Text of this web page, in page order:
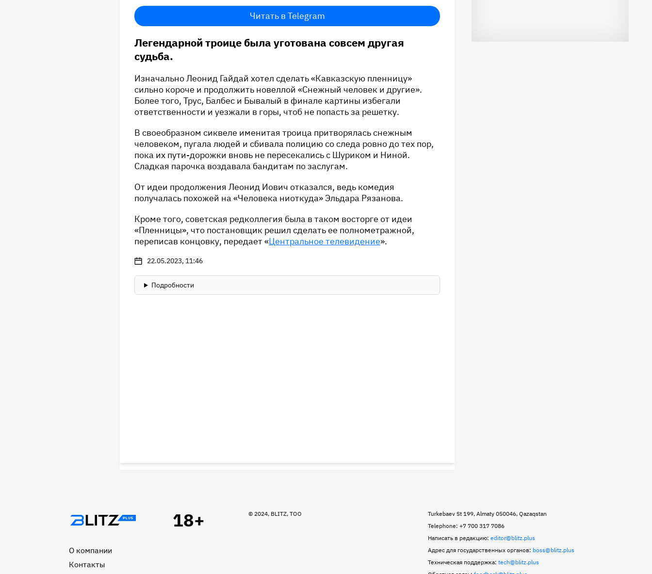
Читать в Telegram
Легендарной троице была уготована совсем другая
судьба.
Изначально Леонид Гайдай хотел сделать «Кавказскую пленницу»
сильно короче и продолжить новеллой «Снежный человек и другие».
Более того, Трус, Балбес и Бывалый в финале картины избегали
ответственности и уезжали в горы, чтоб не попасть за решетку.
В своеобразном сиквеле именитая троица притворялась снежным
человеком, пугала людей и сбивала полицию со следа ровно до тех пор,
пока их пути-дорожки вновь не пересекались с Шуриком и Ниной.
Сладкая парочка воздавала бандитам по заслугам.
От идеи продолжения Леонид Иович отказался, ведь комедия
получалась похожей на «Человека ниоткуда» Эльдара Рязанова.
Кроме того, советская редколлегия была в таком восторге от идеи
«Пленницы», что постановщик решил сделать ее полнометражной,
переписав концовку, передает «Центральное телевидение».
22.05.2023, 11:46
Подробности
Подвал
О компании
Контакты
© 2024, BLITZ, TOO
Turkebaev St 199, Almaty 050046, Qazaqstan
Telephone: +7 700 317 7086
Написать в редакцию: editor@blitz.plus
Адрес для государственных органов: boss@blitz.plus
Техническая поддержка: tech@blitz.plus